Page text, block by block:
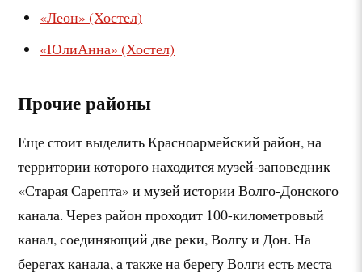
«Леон» (Хостел)
«ЮлиАнна» (Хостел)
Прочие районы
Еще стоит выделить Красноармейский район, на
территории которого находится музей-заповедник
«Старая Сарепта» и музей истории Волго-Донского
канала. Через район проходит 100-километровый
канал, соединяющий две реки, Волгу и Дон. На
берегах канала, а также на берегу Волги есть места